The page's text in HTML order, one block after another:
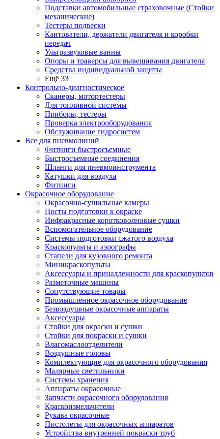
Подставки автомобильные страховочные (Стойки
механические)
Тестеры подвески
Кантователи, держатели двигателя и коробки
передач
Ультразвуковые ванны
Опоры и траверсы для вывешивания двигателя
Средства индивидуальной защиты
Ещё 33
Контрольно-диагностическое
Сканеры, мотортестеры
Для топливной системы
Приборы, тестеры
Проверка электрооборудования
Обслуживание гидросистем
Все для пневмолиний
Фитинги быстросъемные
Быстросъемные соединения
Шланги для пневмоинструмента
Катушки для воздуха
Фитинги
Окрасочное оборудование
Окрасочно-сушильные камеры
Посты подготовки к окраске
Инфракрасные коротковолновые сушки
Вспомогательное оборудование
Системы подготовки сжатого воздуха
Краскопульты и аэрографы
Стапели для кузовного ремонта
Миникраскопульты
Аксессуары и принадлежности для краскопультов
Разметочные машины
Сопутствующие товары
Промышленное окрасочное оборудование
Безвоздушные окрасочные аппараты
Аксессуары
Стойки для окраски и сушки
Стойки для покраски и сушки
Влагомаслоотделители
Воздушные головы
Комплектующие для окрасочного оборудования
Малярные светильники
Системы хранения
Аппараты окрасочные
Запчасти окрасочного оборудования
Краскоизмельчители
Рукава окрасочные
Пистолеты для окрасочных аппаратов
Устройства внутренней покраски труб